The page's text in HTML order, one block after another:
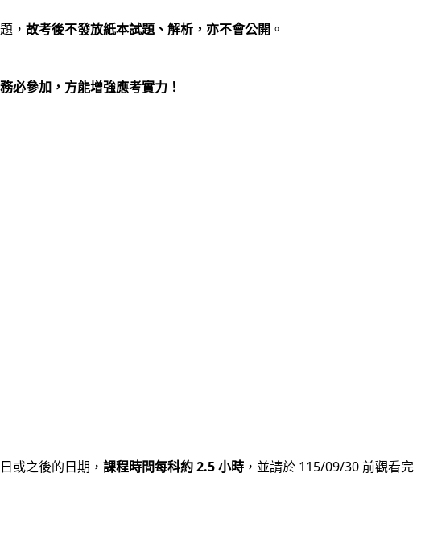
， 故考後不發放紙本試題、解析，亦不會公開 。
必參加，方能增強應考實力！
或之後的日期， 課程時間每科約 2.5 小時 ，並請於 115/09/30 前觀看完